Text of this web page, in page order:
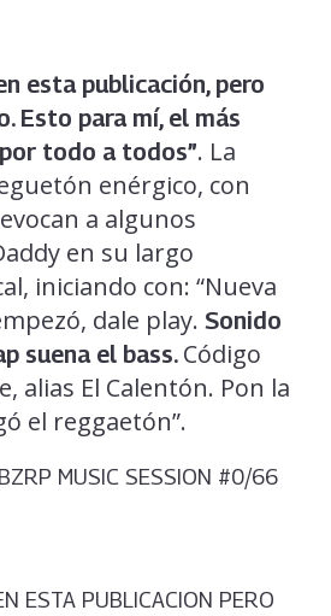
esta publicación, pero
Esto para mí, el más
todo a todos”. La
enérgico, con
a algunos
en su largo
iniciando con: “Nueva
dale play. Sonido
suena el bass. Código
alias El Calentón. Pon la
el reggaetón”.
MUSIC SESSION #0/66
ESTA PUBLICACION PERO